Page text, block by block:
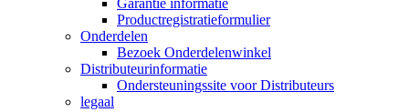
Garantie informatie
Productregistratieformulier
Onderdelen
Bezoek Onderdelenwinkel
Distributeurinformatie
Ondersteuningssite voor Distributeurs
legaal